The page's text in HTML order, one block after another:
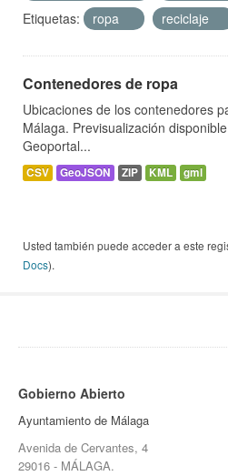
Etiquetas:
ropa reciclaje
Contenedores de ropa
Ubicaciones de los contenedores
Málaga. Previsualización
Geoportal...
CSV GeoJSON ZIP KML gml
Usted también puede acceder a este
Docs).
Gobierno Abierto
Ayuntamiento de Málaga
Avenida de Cervantes, 4
29016 - MÁLAGA.